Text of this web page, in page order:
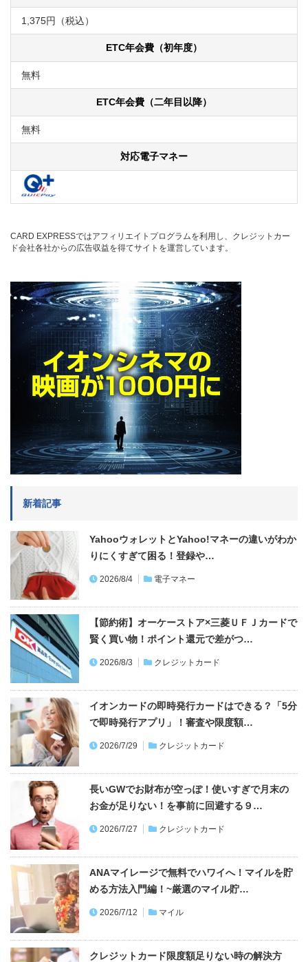
1,375円（税込）
ETC年会費（初年度）
無料
ETC年会費（二年目以降）
無料
対応電子マネー
CARD EXPRESSではアフィリエイトプログラムを利用し、クレジットカー
ド会社各社からの広告収益を得てサイトを運営しています。
新着記事
YahooウォレットとYahoo!マネーの違いがわか
りにくすぎて困る！登録や…
2026/8/4 電子マネー
【節約術】オーケーストア×三菱ＵＦＪカードで
賢く買い物！ポイント還元で差がつ…
2026/8/3 クレジットカード
イオンカードの即時発行カードはできる？「5分
で即時発行アプリ」！審査や限度額…
2026/7/29 クレジットカード
長いGWでお財布が空っぽ！使いすぎで月末の
お金が足りない！を事前に回避する９…
2026/7/27 クレジットカード
ANAマイレージで無料でハワイへ！マイルを貯
める方法入門編！~厳選のマイル貯…
2026/7/12 マイル
クレジットカード限度額足りない時の解決方